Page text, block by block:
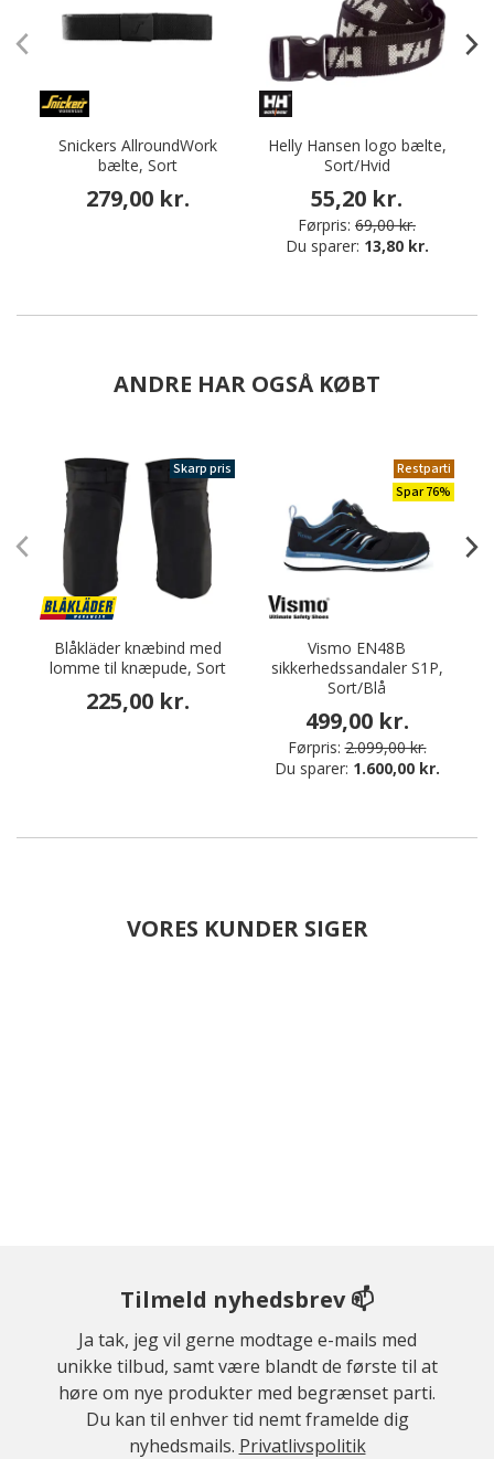
Snickers AllroundWork
bælte, Sort
279,00 kr.
Helly Hansen logo bælte,
Sort/Hvid
55,20 kr.
Førpris: 69,00 kr.
Du sparer: 13,80 kr.
ANDRE HAR OGSÅ KØBT
Skarp pris
Blåkläder knæbind med
lomme til knæpude, Sort
225,00 kr.
Restparti
Spar 76%
Vismo EN48B
sikkerhedssandaler S1P,
Sort/Blå
499,00 kr.
Førpris: 2.099,00 kr.
Du sparer: 1.600,00 kr.
VORES KUNDER SIGER
Tilmeld nyhedsbrev 📫
Ja tak, jeg vil gerne modtage e-mails med
unikke tilbud, samt være blandt de første til at
høre om nye produkter med begrænset parti.
Du kan til enhver tid nemt framelde dig
nyhedsmails. Privatlivspolitik